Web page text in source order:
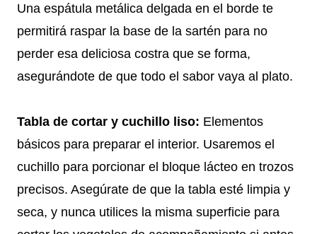
Una espátula metálica delgada en el borde te
permitirá raspar la base de la sartén para no
perder esa deliciosa costra que se forma,
asegurándote de que todo el sabor vaya al plato.
Tabla de cortar y cuchillo liso: Elementos
básicos para preparar el interior. Usaremos el
cuchillo para porcionar el bloque lácteo en trozos
precisos. Asegúrate de que la tabla esté limpia y
seca, y nunca utilices la misma superficie para